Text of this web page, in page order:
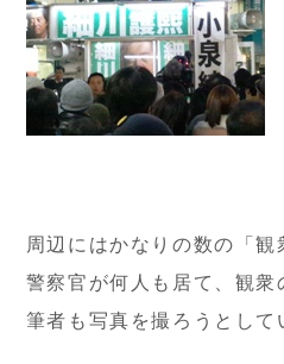
周辺にはかなりの数の「観
警察官が何人も居て、観衆
筆者も写真を撮ろうとして